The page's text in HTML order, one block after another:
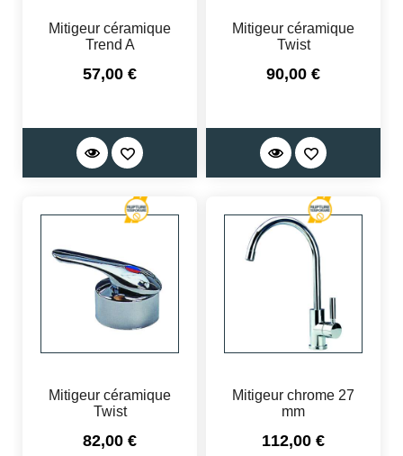
Mitigeur céramique
Trend A
Prix
57,00 €
Mitigeur céramique
Twist
Prix
90,00 €
Mitigeur céramique
Twist
Prix
82,00 €
Mitigeur chrome 27
mm
Prix
112,00 €